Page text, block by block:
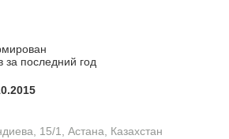
за последний год
15/1, Астана, Казахстан